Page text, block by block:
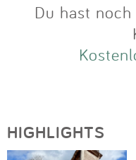
Du hast
HIGHLIGHTS